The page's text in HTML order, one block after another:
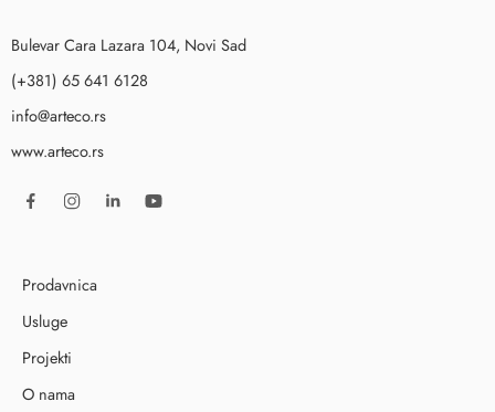
Bulevar Cara Lazara 104, Novi Sad
(+381) 65 641 6128
info@arteco.rs
www.arteco.rs
Prodavnica
Usluge
Projekti
O nama